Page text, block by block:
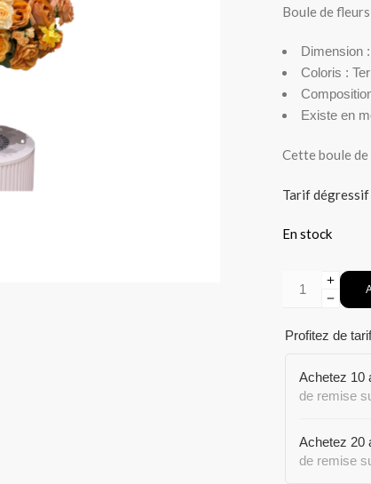
Boule de
Dimension
Coloris :
Existe en
Cette boule
Tarif dégressif
En stock
Profitez de
Achetez 10
de remise
Achetez 20
de remise